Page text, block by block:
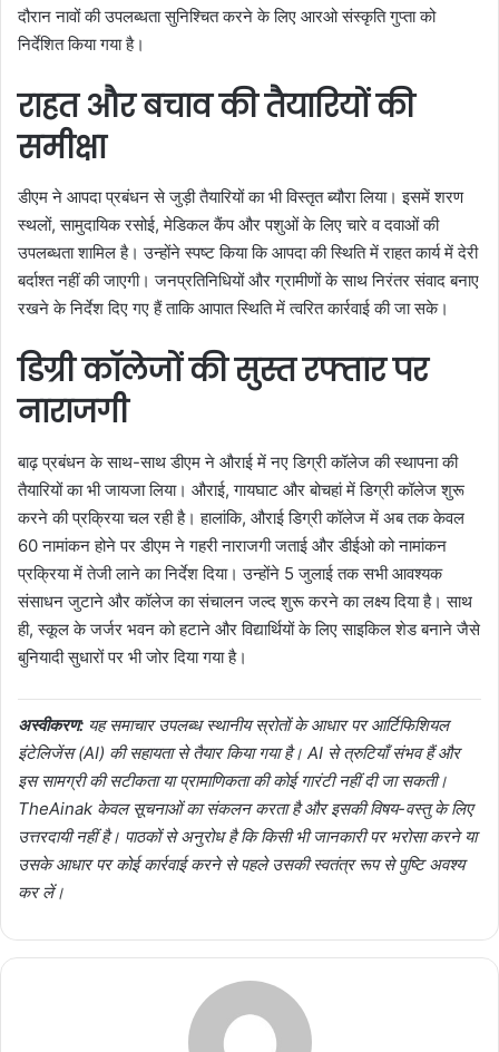
दौरान नावों की उपलब्धता सुनिश्चित करने के लिए आरओ संस्कृति गुप्ता को
निर्देशित किया गया है।
राहत और बचाव की तैयारियों की
समीक्षा
डीएम ने आपदा प्रबंधन से जुड़ी तैयारियों का भी विस्तृत ब्यौरा लिया। इसमें शरण
स्थलों, सामुदायिक रसोई, मेडिकल कैंप और पशुओं के लिए चारे व दवाओं की
उपलब्धता शामिल है। उन्होंने स्पष्ट किया कि आपदा की स्थिति में राहत कार्य में देरी
बर्दाश्त नहीं की जाएगी। जनप्रतिनिधियों और ग्रामीणों के साथ निरंतर संवाद बनाए
रखने के निर्देश दिए गए हैं ताकि आपात स्थिति में त्वरित कार्रवाई की जा सके।
डिग्री कॉलेजों की सुस्त रफ्तार पर
नाराजगी
बाढ़ प्रबंधन के साथ-साथ डीएम ने औराई में नए डिग्री कॉलेज की स्थापना की
तैयारियों का भी जायजा लिया। औराई, गायघाट और बोचहां में डिग्री कॉलेज शुरू
करने की प्रक्रिया चल रही है। हालांकि, औराई डिग्री कॉलेज में अब तक केवल
60 नामांकन होने पर डीएम ने गहरी नाराजगी जताई और डीईओ को नामांकन
प्रक्रिया में तेजी लाने का निर्देश दिया। उन्होंने 5 जुलाई तक सभी आवश्यक
संसाधन जुटाने और कॉलेज का संचालन जल्द शुरू करने का लक्ष्य दिया है। साथ
ही, स्कूल के जर्जर भवन को हटाने और विद्यार्थियों के लिए साइकिल शेड बनाने जैसे
बुनियादी सुधारों पर भी जोर दिया गया है।
अस्वीकरण: यह समाचार उपलब्ध स्थानीय स्रोतों के आधार पर आर्टिफिशियल
इंटेलिजेंस (AI) की सहायता से तैयार किया गया है। AI से त्रुटियाँ संभव हैं और
इस सामग्री की सटीकता या प्रामाणिकता की कोई गारंटी नहीं दी जा सकती।
TheAinak केवल सूचनाओं का संकलन करता है और इसकी विषय-वस्तु के लिए
उत्तरदायी नहीं है। पाठकों से अनुरोध है कि किसी भी जानकारी पर भरोसा करने या
उसके आधार पर कोई कार्रवाई करने से पहले उसकी स्वतंत्र रूप से पुष्टि अवश्य
कर लें।